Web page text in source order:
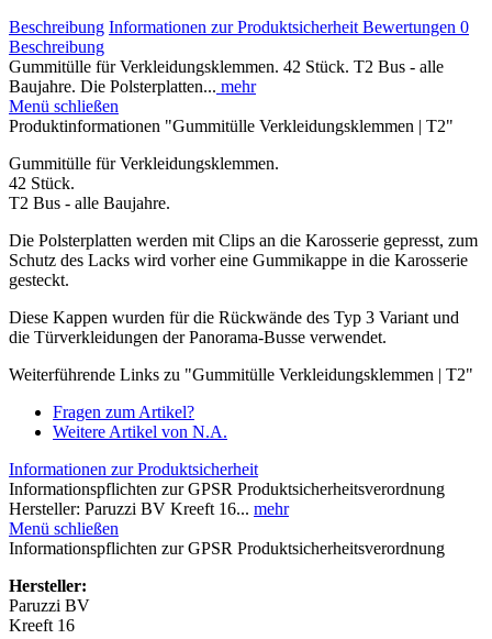
Beschreibung Informationen zur Produktsicherheit Bewertungen 0
Beschreibung
Gummitülle für Verkleidungsklemmen. 42 Stück. T2 Bus - alle
Baujahre. Die Polsterplatten... mehr
Menü schließen
Produktinformationen "Gummitülle Verkleidungsklemmen | T2"
Gummitülle für Verkleidungsklemmen.
42 Stück.
T2 Bus - alle Baujahre.
Die Polsterplatten werden mit Clips an die Karosserie gepresst, zum
Schutz des Lacks wird vorher eine Gummikappe in die Karosserie
gesteckt.
Diese Kappen wurden für die Rückwände des Typ 3 Variant und
die Türverkleidungen der Panorama-Busse verwendet.
Weiterführende Links zu "Gummitülle Verkleidungsklemmen | T2"
Fragen zum Artikel?
Weitere Artikel von N.A.
Informationen zur Produktsicherheit
Informationspflichten zur GPSR Produktsicherheitsverordnung
Hersteller: Paruzzi BV Kreeft 16... mehr
Menü schließen
Informationspflichten zur GPSR Produktsicherheitsverordnung
Hersteller:
Paruzzi BV
Kreeft 16